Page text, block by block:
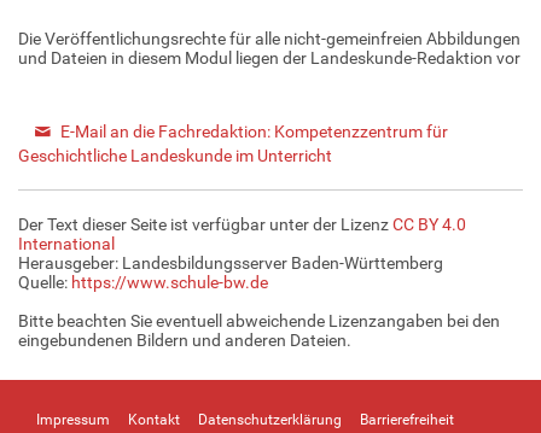
Die Veröffentlichungsrechte für alle nicht-gemeinfreien Abbildungen
und Dateien in diesem Modul liegen der Landeskunde-Redaktion vor
E-Mail an die Fachredaktion: Kompetenzzentrum für
Geschichtliche Landeskunde im Unterricht
Der Text dieser Seite ist verfügbar unter der LizenzCC BY 4.0
International
Herausgeber: Landesbildungsserver Baden-Württemberg
Quelle: https://www.schule-bw.de
Bitte beachten Sie eventuell abweichende Lizenzangaben bei den
eingebundenen Bildern und anderen Dateien.
Impressum Kontakt Datenschutzerklärung Barrierefreiheit